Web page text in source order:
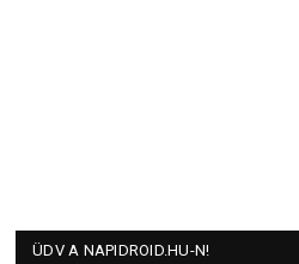
ÜDV A NAPIDROID.HU-N!